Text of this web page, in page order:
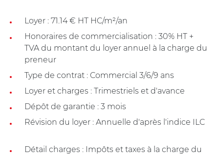
Loyer : 71.14 € HT HC/m²/an
Honoraires de commercialisation : 30% HT +
TVA du montant du loyer annuel à la charge du
preneur
Type de contrat : Commercial 3/6/9 ans
Loyer et charges : Trimestriels et d'avance
Dépôt de garantie : 3 mois
Révision du loyer : Annuelle d'après l'indice ILC
Détail charges : Impôts et taxes à la charge du